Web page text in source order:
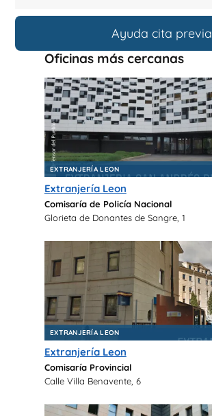
Ayuda cita previa
Oficinas más cercanas
EXTRANJERÍA LEON
Extranjería Leon
Comisaría de Policía Nacional
Glorieta de Donantes de Sangre, 1
EXTRANJERÍA LEON
Extranjería Leon
Comisaría Provincial
Calle Villa Benavente, 6